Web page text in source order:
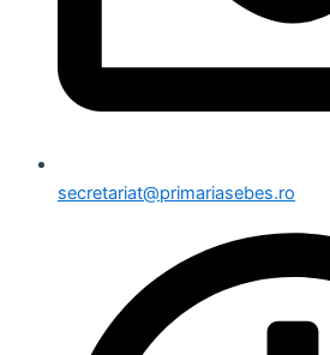
secretariat@primariasebes.ro